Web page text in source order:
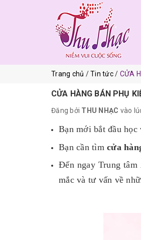
Trang chủ Tin tức CỬA
CỬA HÀNG BÁN PHỤ
Đăng bởi THU NHẠC vào
Bạn mới bắt đầu
Bạn cần tìm cửa
Đến ngay Trung tâm
mắc và tư vấn về